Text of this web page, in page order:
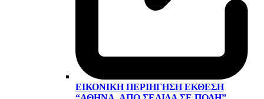
ΕΙΚΟΝΙΚΉ ΠΕΡΙΉΓΗΣΗ ΕΚΘΕΣΗ